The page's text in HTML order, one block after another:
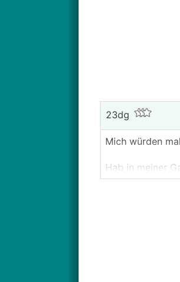
23dg
Mich würden
Hab in meiner